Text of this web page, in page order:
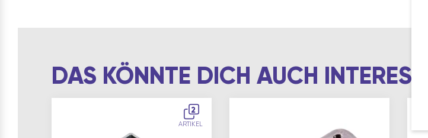
DAS KÖNNTE DICH AUCH
2
ARTIKEL